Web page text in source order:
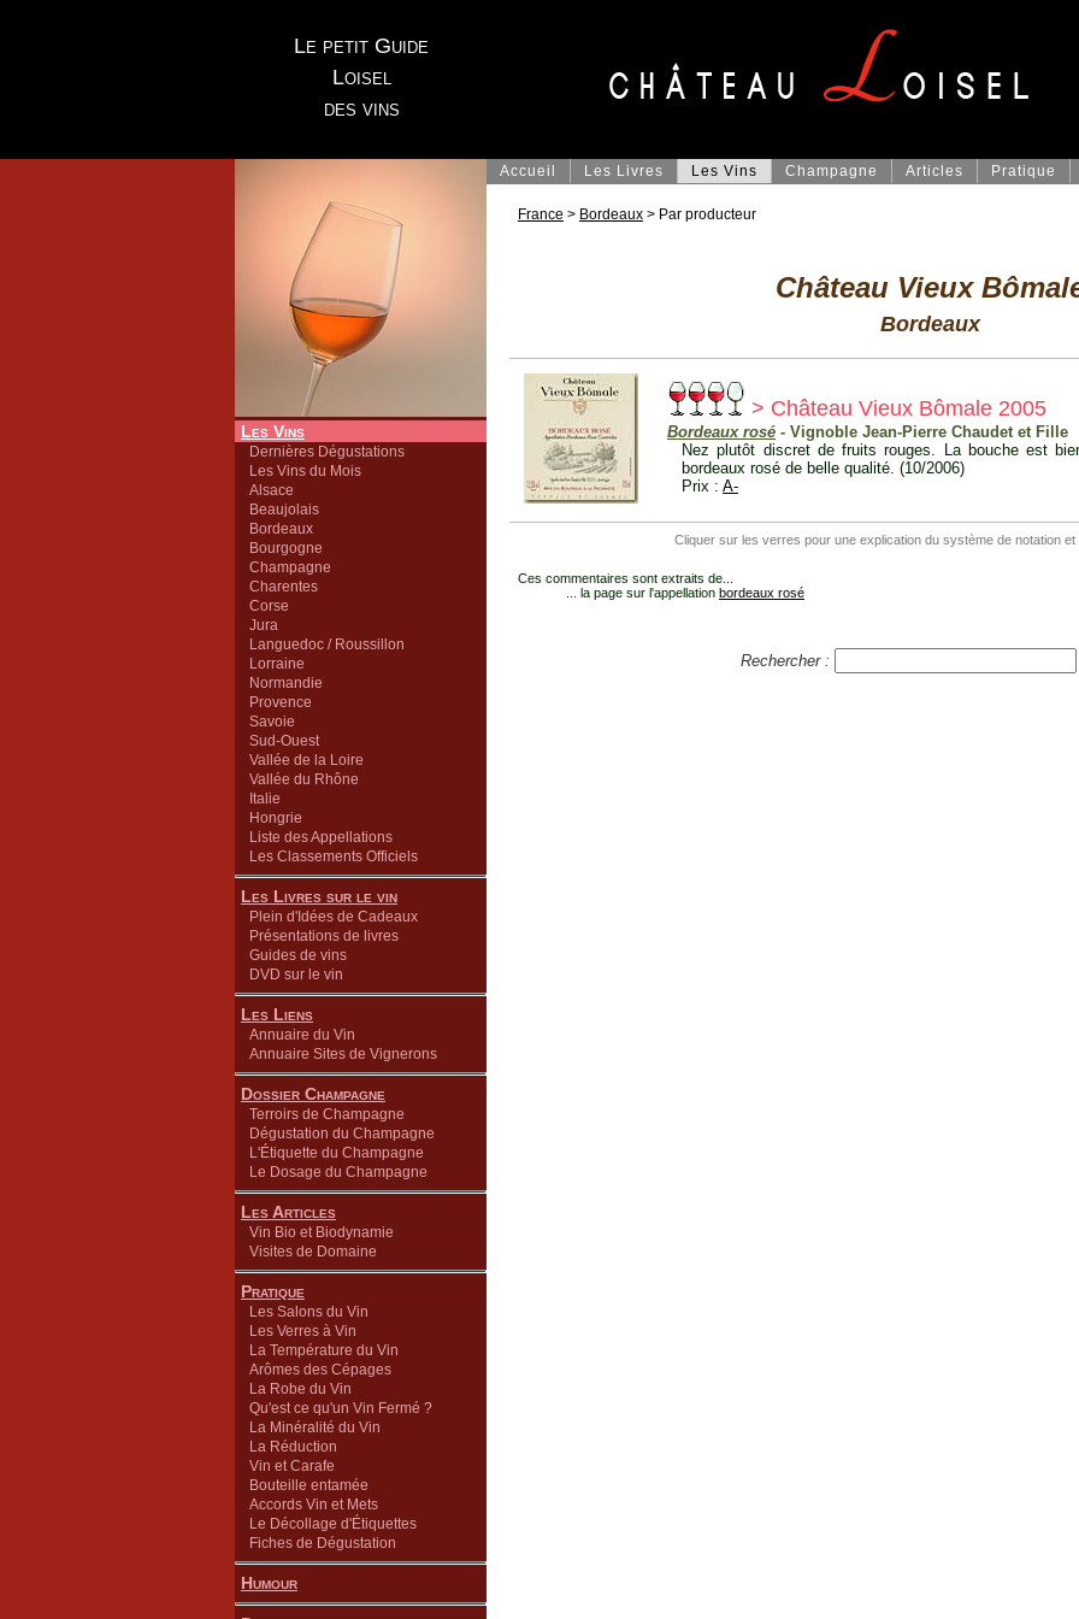
Le petit Guide
Loisel
des vins
Les Vins
Dernières Dégustations
Les Vins du Mois
Alsace
Beaujolais
Bordeaux
Bourgogne
Champagne
Charentes
Corse
Jura
Languedoc / Roussillon
Lorraine
Normandie
Provence
Savoie
Sud-Ouest
Vallée de la Loire
Vallée du Rhône
Italie
Hongrie
Liste des Appellations
Les Classements Officiels
Les Livres sur le vin
Plein d'Idées de Cadeaux
Présentations de livres
Guides de vins
DVD sur le vin
Les Liens
Annuaire du Vin
Annuaire Sites de Vignerons
Dossier Champagne
Terroirs de Champagne
Dégustation du Champagne
L'Étiquette du Champagne
Le Dosage du Champagne
Les Articles
Vin Bio et Biodynamie
Visites de Domaine
Pratique
Les Salons du Vin
Les Verres à Vin
La Température du Vin
Arômes des Cépages
La Robe du Vin
Qu'est ce qu'un Vin Fermé ?
La Minéralité du Vin
La Réduction
Vin et Carafe
Bouteille entamée
Accords Vin et Mets
Le Décollage d'Étiquettes
Fiches de Dégustation
Humour
Accueil Les Livres Les Vins Champagne Articles Pratique
France > Bordeaux > Par producteur
Château Vieux
Bordeaux
> Château Vieux Bômale 2005
Bordeaux rosé - Vignoble Jean-Pierre Chaudet et Fille
Nez plutôt discret de fruits rouges. La bouche est
bordeaux rosé de belle qualité. (10/2006)
Prix : A-
Cliquer sur les verres pour une explication du système de notation et
Ces commentaires sont extraits de...
... la page sur l'appellation bordeaux rosé
Rechercher :